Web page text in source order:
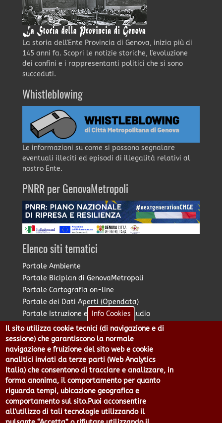
La storia dell'Ente Provincia di Genova, inizia più di
145 anni fa. Scopri le notizie storiche, l'evoluzione
dei confini e i rappresentanti politici che si sono
succeduti.
Whistleblowing
Le informazioni su come si possono segnalare
eventuali illeciti ed episodi di illegalità relativi al
nostro Ente.
PNRR per GenovaMetropoli
Elenco siti tematici
Portale Ambiente
Portale Biciplan di GenovaMetropoli
Portale Cartografia on-line
Portale dei Dati Aperti (Opendata)
Portale Istruzione e Diritto allo Studio
Portale Marketing Territoriale
Portale Piano Strategico Metropolitano
Portale PUMS di GenovaMetropoli
Portale Stazione Unica Appaltante
Pratico: procedimenti e istanze online
Città Metropolitana di Genova - Piazzale Mazzini 2 -16122 -
Genova | CF:80007350103 - P.Iva: 00949170104 | Codice IPA: cmge
Info Cookies
Il sito utilizza cookie tecnici (di navigazione e di
sessione) che garantiscono la normale
navigazione e fruizione del sito web e cookie
analitici inviati da terze parti (Web Analytics
Italia) che consentono di tracciare e analizzare, in
forma anonima, il comportamento per quanto
riguarda tempi, ubicazione geografica e
comportamento sul sito.Puoi acconsentire
all’utilizzo di tali tecnologie utilizzando il